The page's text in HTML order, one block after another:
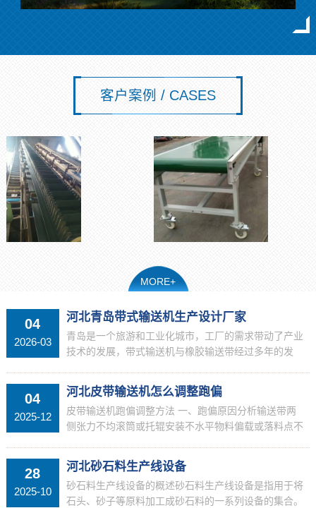
客户案例 / CASES
MORE+
04
2026-03
河北青岛带式输送机生产设计厂家
青岛是一个旅游和工业化城市，工厂的需求带动了产业
技术的发展，带式输送机与橡胶输送带经过多年的发
限公司，
04
2025-12
河北皮带输送机怎么调整跑偏
皮带输送机跑偏调整方法 一、跑偏原因分析输送带两
侧张力不均滚筒或托辊安装不水平物料偏载或落料点不
检查调整托辊组跑偏方向前移托辊：将跑偏侧托辊向前
移动采用...
28
2025-10
河北砂石料生产线设备
砂石料生产线设备的概述砂石料生产线设备是指用于将
石头、砂子等原料加工成砂石料的一系列设备的集合。